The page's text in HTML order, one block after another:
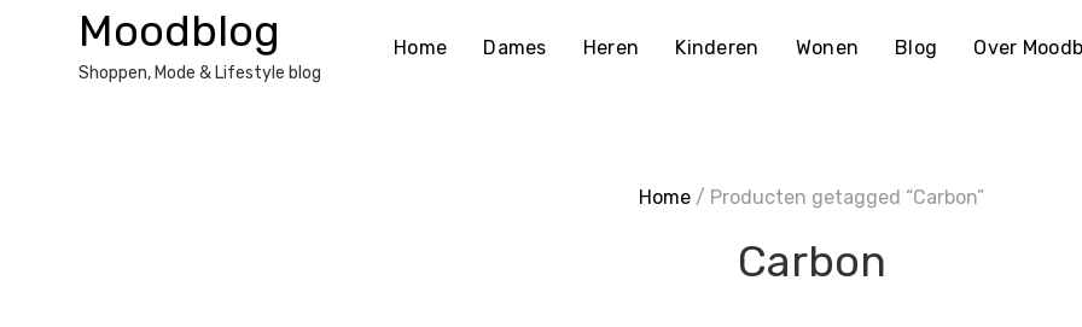
Moodblog
Shoppen, Mode & Lifestyle blog
Home Dames Heren Kinderen Wonen Blog Over
Home / Producten getagged “Carbon”
Carbon